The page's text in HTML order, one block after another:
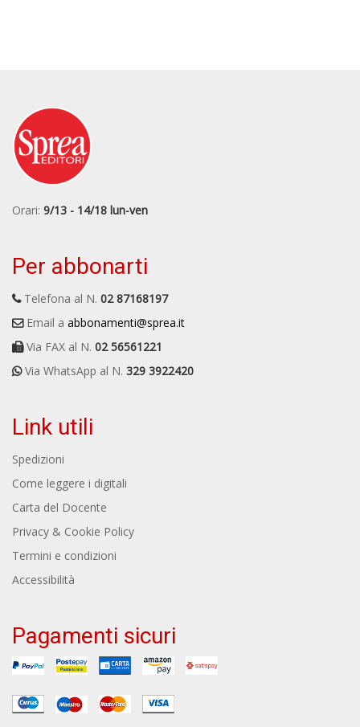
Orari: 9/13 - 14/18 lun-ven
Per abbonarti
Telefona al N. 02 87168197
Email a abbonamenti@sprea.it
Via FAX al N. 02 56561221
Via WhatsApp al N. 329 3922420
Link utili
Spedizioni
Come leggere i digitali
Carta del Docente
Privacy & Cookie Policy
Termini e condizioni
Accessibilità
Pagamenti sicuri